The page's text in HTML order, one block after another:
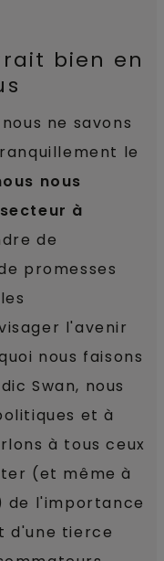
bien en
ne savons
le
nous
à
de
promesses
l'avenir
nous faisons
Swan, nous
et à
à tous ceux
(et même à
de l'importance
d'une tierce